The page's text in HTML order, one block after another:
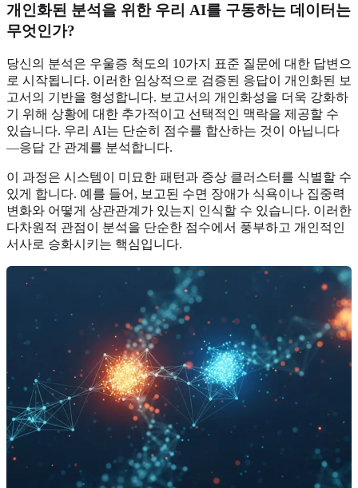
개인화된 분석을 위한 우리 AI를 구동하는 데이터는
무엇인가?
당신의 분석은 우울증 척도의 10가지 표준 질문에 대한 답변으
로 시작됩니다. 이러한 임상적으로 검증된 응답이 개인화된 보
고서의 기반을 형성합니다. 보고서의 개인화성을 더욱 강화하
기 위해 상황에 대한 추가적이고 선택적인 맥락을 제공할 수
있습니다. 우리 AI는 단순히 점수를 합산하는 것이 아닙니다
—응답 간 관계를 분석합니다.
이 과정은 시스템이 미묘한 패턴과 증상 클러스터를 식별할 수
있게 합니다. 예를 들어, 보고된 수면 장애가 식욕이나 집중력
변화와 어떻게 상관관계가 있는지 인식할 수 있습니다. 이러한
다차원적 관점이 분석을 단순한 점수에서 풍부하고 개인적인
서사로 승화시키는 핵심입니다.